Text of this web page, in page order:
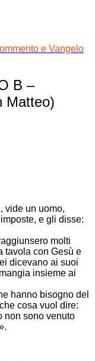
e Vangelo
B –
Matteo)
vide un uomo,
e gli disse:
molti
tavola con Gesù e
dicevano ai suoi
insieme ai
hanno bisogno del
cosa vuol dire:
non sono venuto